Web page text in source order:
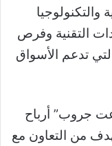
والتكنولوجيا
التقنية وفرص
تدعم الأسواق
جروب” أرباح
من التعاون مع